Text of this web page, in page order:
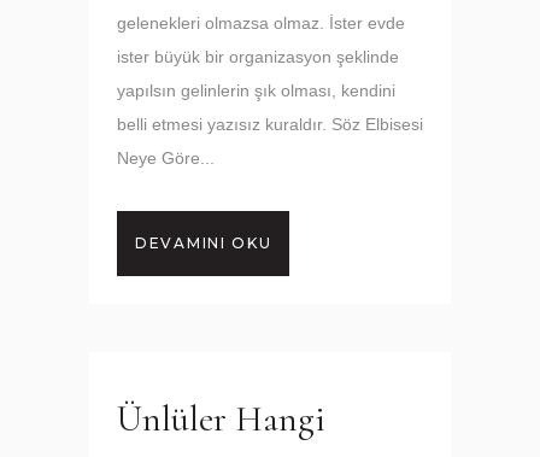
gelenekleri olmazsa olmaz. İster evde
ister büyük bir organizasyon şeklinde
yapılsın gelinlerin şık olması, kendini
belli etmesi yazısız kuraldır. Söz Elbisesi
Neye Göre...
DEVAMINI OKU
Ünlüler Hangi